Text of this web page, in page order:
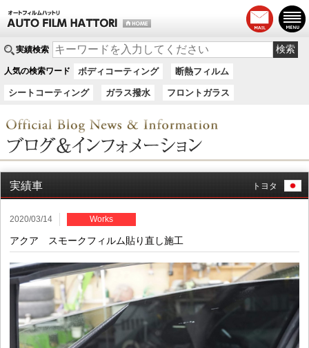
実績検索
人気の検索ワード ボディコーティング 断熱フィルム
シートコーティング ガラス撥水 フロントガラス
実績車 トヨタ
2020/03/14 Works
アクア スモークフィルム貼り直し施工